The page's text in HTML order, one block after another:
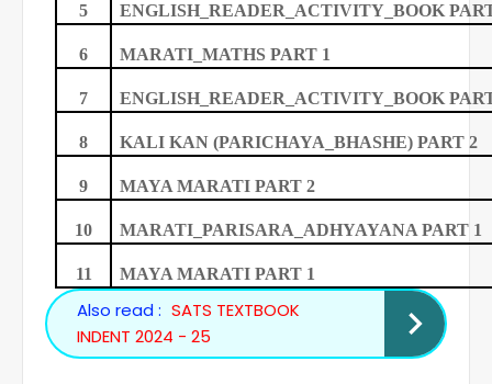
5 ENGLISH_READER_ACTIVITY_BOOK
6 MARATI_MATHS PART 1
7 ENGLISH_READER_ACTIVITY_BOOK
8 KALI KAN (PARICHAYA_BHASHE) PART 2
9 MAYA MARATI PART 2
10 MARATI_PARISARA_ADHYAYANA PART 1
11 MAYA MARATI PART 1
Also read : SATS TEXTBOOK
INDENT 2024 - 25